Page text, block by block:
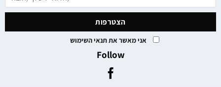
אני מאשר את תנאי השימוש
Follow